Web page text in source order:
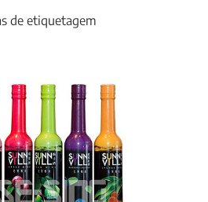
de etiquetagem